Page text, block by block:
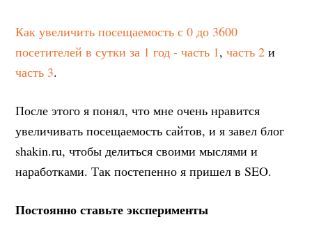
Как увеличить посещаемость с 0 до 3600
посетителей в сутки за 1 год - часть 1,часть 2 и
часть 3.
После этого я понял, что мне очень нравится
увеличивать посещаемость сайтов, и я завел блог
shakin.ru, чтобы делиться своими мыслями и
наработками. Так постепенно я пришел в SEO.
Постоянно ставьте эксперименты